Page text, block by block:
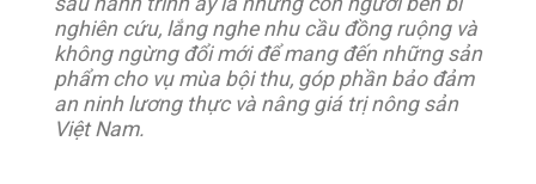
nghiên cứu, lắng nghe nhu cầu đồng ruộng và
không ngừng đổi mới để mang đến những sản
phẩm cho vụ mùa bội thu, góp phần bảo đảm
an ninh lương thực và nâng giá trị nông sản
Việt Nam.